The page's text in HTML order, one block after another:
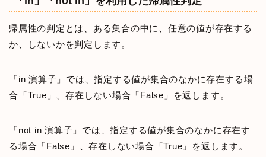
帰属性の判定とは、ある集合の中に、任意の値が存在する
か、しないかを判定します。
「in 演算子」では、指定する値が集合のなかに存在する場
合「True」、存在しない場合「False」を返します。
「not in 演算子」では、指定する値が集合のなかに存在す
る場合「False」、存在しない場合「True」を返します。